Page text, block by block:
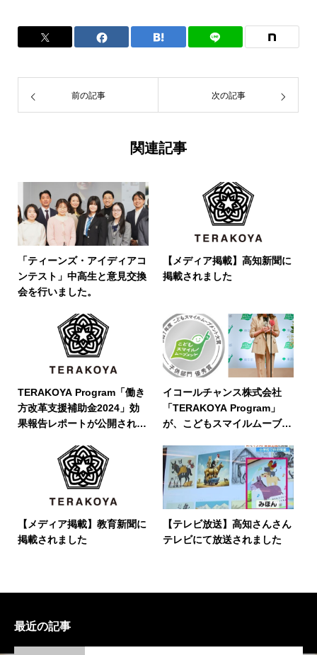
前の記事 次の記事
関連記事
「ティーンズ・アイディアコ
ンテスト」中高生と意見交換
会を行いました。
【メディア掲載】高知新聞に
掲載されました
TERAKOYA Program「働き
方改革支援補助金2024」効
果報告レポートが公開されま
イコールチャンス株式会社
「TERAKOYA Program」
が、こどもスマイルムーブメ
受賞～社会と学校をつなぎ、
次世代により良い未来を残す
教育モデルが高く評価～
【メディア掲載】教育新聞に
掲載されました
【テレビ放送】高知さんさん
テレビにて放送されました
最近の記事